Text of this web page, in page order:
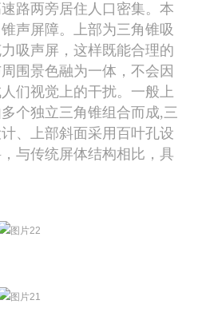
路两旁居住人口密集。本
声屏障。上部为三角锥吸
吸声屏，这样既能合理的
围景色融为一体，不会因
们视觉上的干扰。 一般上
个独立三角锥组合而成,三
、上部斜面采用百叶孔设
与传统屏体结构相比，具